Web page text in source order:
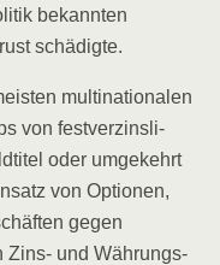
bekann­ten
schädigte.
mul­ti­na­tio­na­len
von fest­ver­zins­li­
oder umge­kehrt
von Optio­nen,
gegen
Zins- und Wäh­rungs­